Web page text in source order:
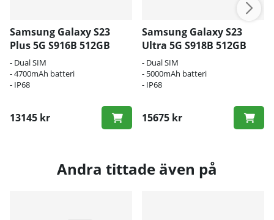
Samsung Galaxy S23
Plus 5G S916B 512GB
- Dual SIM
- 4700mAh batteri
- IP68
13145 kr
Samsung Galaxy S23
Ultra 5G S918B 512GB
- Dual SIM
- 5000mAh batteri
- IP68
15675 kr
Andra tittade även på